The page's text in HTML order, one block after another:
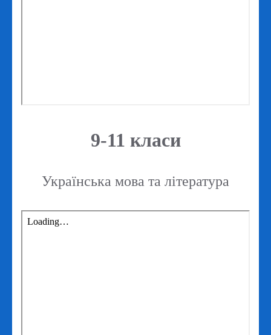
9-11 класи
Українська мова та література